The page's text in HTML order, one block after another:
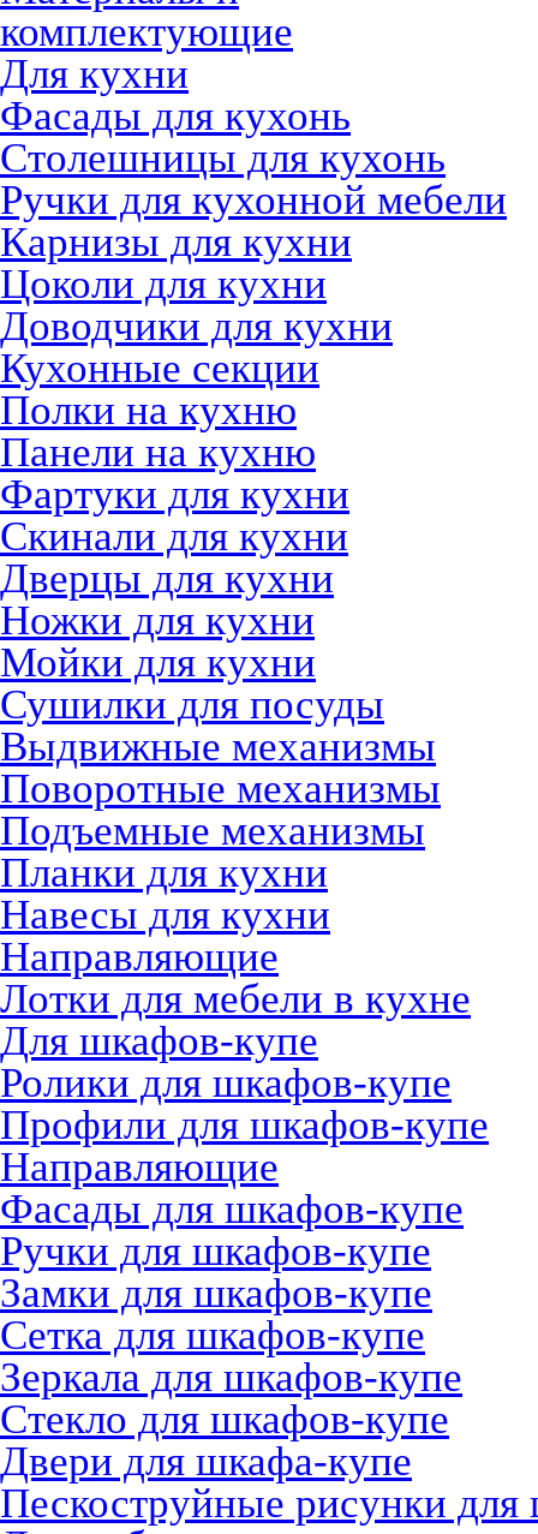
комплектующие
Для кухни
Фасады для кухонь
Столешницы для кухонь
Ручки для кухонной мебели
Карнизы для кухни
Цоколи для кухни
Доводчики для кухни
Кухонные секции
Полки на кухню
Панели на кухню
Фартуки для кухни
Скинали для кухни
Дверцы для кухни
Ножки для кухни
Мойки для кухни
Сушилки для посуды
Выдвижные механизмы
Поворотные механизмы
Подъемные механизмы
Планки для кухни
Навесы для кухни
Направляющие
Лотки для мебели в кухне
Для шкафов-купе
Ролики для шкафов-купе
Профили для шкафов-купе
Направляющие
Фасады для шкафов-купе
Ручки для шкафов-купе
Замки для шкафов-купе
Сетка для шкафов-купе
Зеркала для шкафов-купе
Стекло для шкафов-купе
Двери для шкафа-купе
Пескоструйные рисунки